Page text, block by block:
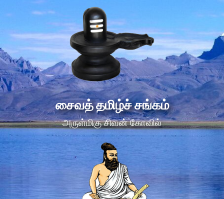
சைவத் தமிழ்ச் சங்கம்
அருள்மிகு சிவன் கோவில்